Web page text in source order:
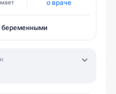
о враче
беременными